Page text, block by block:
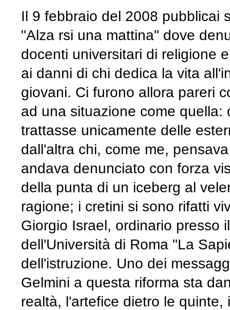
Il 9 febbraio del 2008 pubblicai
"Alza rsi una mattina" dove
docenti universitari di religione
ai danni di chi dedica la vita
giovani. Ci furono allora pareri
ad una situazione come
trattasse unicamente delle
dall'altra chi, come me,
andava denunciato con forza
della punta di un iceberg al
ragione; i cretini si sono rifatti
Giorgio Israel, ordinario presso
dell'Università di Roma "La
dell'istruzione. Uno dei
Gelmini a questa riforma sta
realtà, l'artefice dietro le